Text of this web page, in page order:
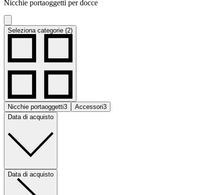
Nicchie portaoggetti per docce
Seleziona categorie (2)
Nicchie portaoggetti3 Accessori3
Data di acquisto
Data di acquisto